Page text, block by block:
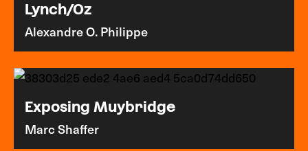
Lynch/Oz
Alexandre O. Philippe
Exposing Muybridge
Marc Shaffer